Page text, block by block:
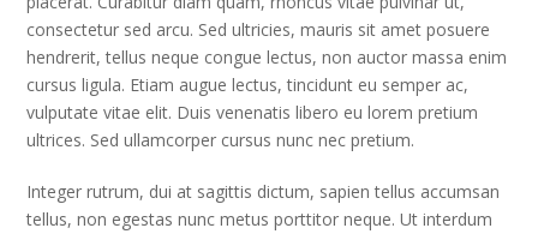
consectetur sed arcu. Sed ultricies, mauris sit amet posuere
hendrerit, tellus neque congue lectus, non auctor massa enim
cursus ligula. Etiam augue lectus, tincidunt eu semper ac,
vulputate vitae elit. Duis venenatis libero eu lorem pretium
ultrices. Sed ullamcorper cursus nunc nec pretium.
Integer rutrum, dui at sagittis dictum, sapien tellus accumsan
tellus, non egestas nunc metus porttitor neque. Ut interdum